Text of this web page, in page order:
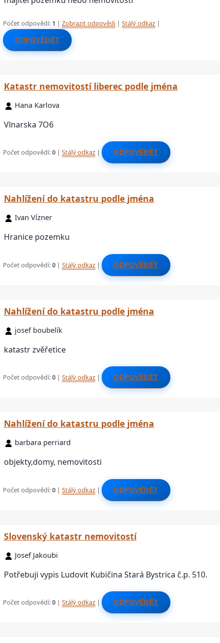
Počet odpovědí: 1 |Zobrazit odpovědi |Stálý odkaz |
ODPOVĚDĚT
Katastr nemovitostí liberec podle jména
Hana Karlova
Vlnarska 7O6
Počet odpovědí:0 |Stálý odkaz | ODPOVĚDĚT
Nahlížení do katastru podle jména
Ivan Vízner
Hranice pozemku
Počet odpovědí:0 |Stálý odkaz | ODPOVĚDĚT
Nahlížení do katastru podle jména
josef boubelík
katastr zvěřetice
Počet odpovědí:0 |Stálý odkaz | ODPOVĚDĚT
Nahlížení do katastru podle jména
barbara perriard
objekty,domy, nemovitosti
Počet odpovědí:0 |Stálý odkaz | ODPOVĚDĚT
Slovenský katastr nemovitostí
Josef Jakoubi
Potřebuji vypis Ludovit Kubičina Stará Bystrica č.p. 510.
Počet odpovědí:0 |Stálý odkaz | ODPOVĚDĚT